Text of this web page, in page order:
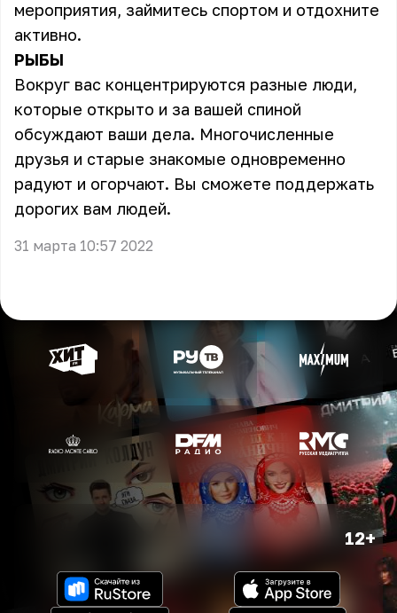
мероприятия, займитесь спортом и отдохните
активно.
РЫБЫ
Вокруг вас концентрируются разные люди,
которые открыто и за вашей спиной
обсуждают ваши дела. Многочисленные
друзья и старые знакомые одновременно
радуют и огорчают. Вы сможете поддержать
дорогих вам людей.
31 марта 10:57 2022
12+